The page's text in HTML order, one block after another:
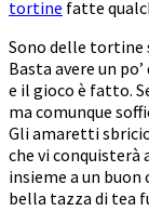
tortine fatte
Sono delle tortine
Basta avere un
e il gioco è fatto.
ma comunque
Gli amaretti
che vi conquisterà
insieme a un buon
bella tazza di tea